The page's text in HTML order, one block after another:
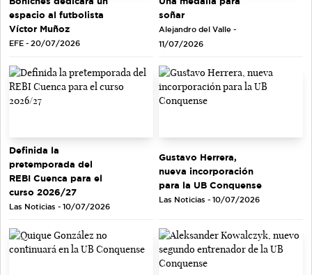
espacio al futbolista
Víctor Muñoz
EFE - 20/07/2026
soñar
Alejandro del Valle -
11/07/2026
Definida la
pretemporada del
REBI Cuenca para el
curso 2026/27
Las Noticias - 10/07/2026
Gustavo Herrera,
nueva incorporación
para la UB Conquense
Las Noticias - 10/07/2026